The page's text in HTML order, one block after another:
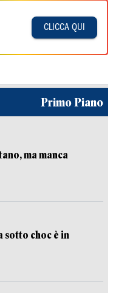
CLICCA QUI
Primo Piano
ma manca
sotto choc è in